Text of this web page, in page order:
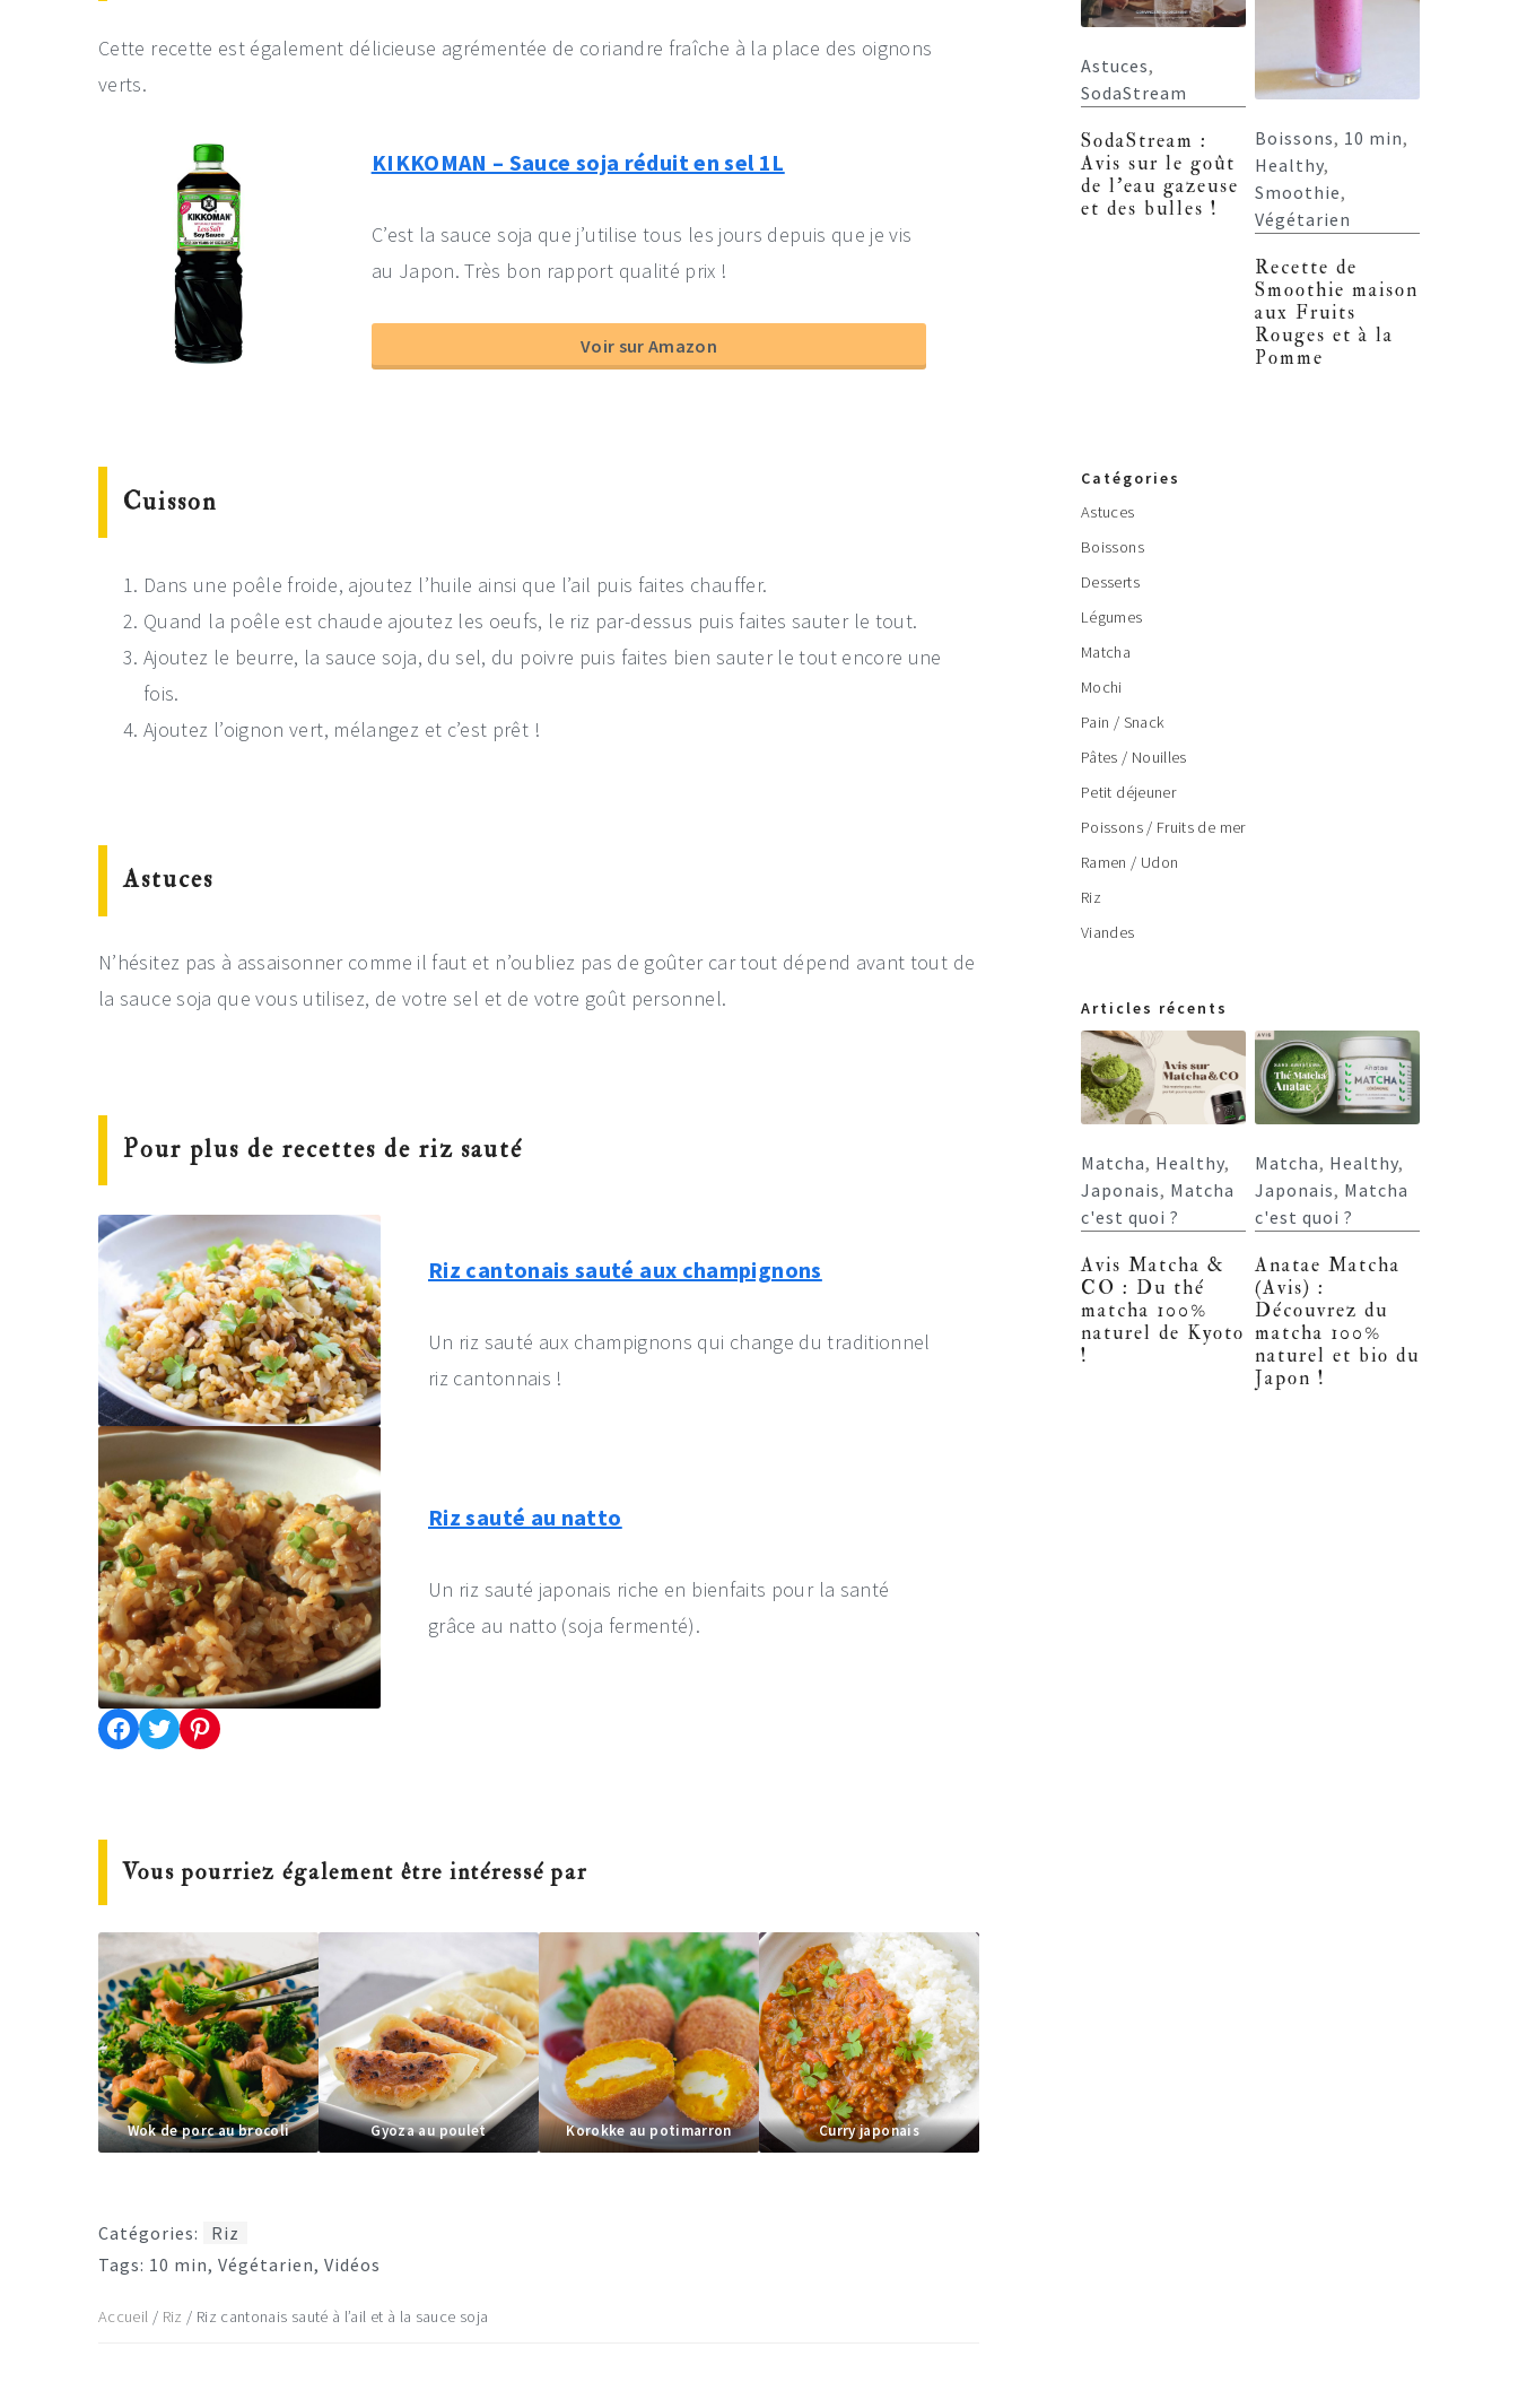
Cette recette est également délicieuse agrémentée de coriandre fraîche à la place des oignons
verts.
KIKKOMAN – Sauce soja réduit en sel 1L
C’est la sauce soja que j’utilise tous les jours depuis que je vis
au Japon. Très bon rapport qualité prix !
Voir sur Amazon
Cuisson
Dans une poêle froide, ajoutez l’huile ainsi que l’ail puis faites chauffer.
Quand la poêle est chaude ajoutez les oeufs, le riz par-dessus puis faites sauter le tout.
Ajoutez le beurre, la sauce soja, du sel, du poivre puis faites bien sauter le tout encore une
fois.
Ajoutez l’oignon vert, mélangez et c’est prêt !
Astuces
N’hésitez pas à assaisonner comme il faut et n’oubliez pas de goûter car tout dépend avant tout de
la sauce soja que vous utilisez, de votre sel et de votre goût personnel.
Pour plus de recettes de riz sauté
Riz cantonais sauté aux champignons
Un riz sauté aux champignons qui change du traditionnel
riz cantonnais !
Riz sauté au natto
Un riz sauté japonais riche en bienfaits pour la santé
grâce au natto (soja fermenté).
Partager cette recette sur Facebook
Partager cette recette sur TwitterEnregistrer cette recette sur Pinterest
Vous pourriez également être intéressé par
Wok de porc au brocoli Gyoza au poulet Korokke au potimarron Curry japonais
Catégories:
Riz
Tags: 10 min, Végétarien, Vidéos
Accueil / Riz / Riz cantonais sauté à l’ail et à la sauce soja
Astuces,
SodaStream
SodaStream :
Avis sur le goût
de l’eau gazeuse
et des bulles !
Boissons, 10 min,
Healthy,
Smoothie,
Végétarien
Recette de
Smoothie maison
aux Fruits
Rouges et à la
Pomme
Catégories
Astuces
Boissons
Desserts
Légumes
Matcha
Mochi
Pain / Snack
Pâtes / Nouilles
Petit déjeuner
Poissons / Fruits de mer
Ramen / Udon
Riz
Viandes
Articles récents
Matcha, Healthy,
Japonais, Matcha
c'est quoi ?
Avis Matcha &
CO : Du thé
matcha 100%
naturel de Kyoto
!
Matcha, Healthy,
Japonais, Matcha
c'est quoi ?
Anatae Matcha
(Avis) :
Découvrez du
matcha 100%
naturel et bio du
Japon !